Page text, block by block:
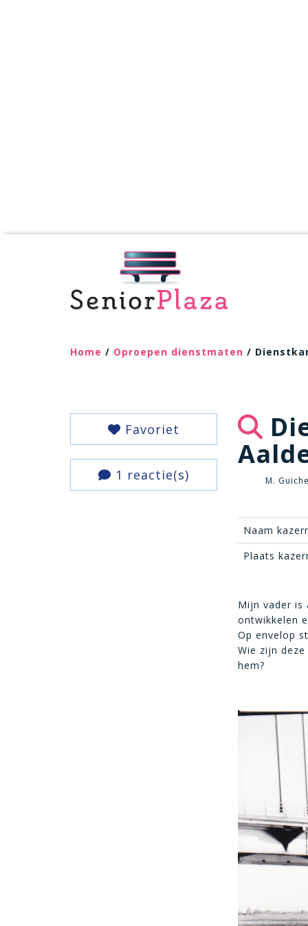
Home / Oproepen dienstmaten /
Favoriet
1 reactie(s) M.
Naam
Plaats
Mijn vader is
ontwikkelen
Op envelop
Wie zijn
hem?